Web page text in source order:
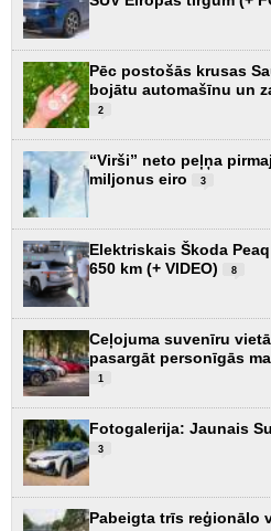
Pēc postošās krusas
bojātu automašīnu un
2
“Virši” neto peļņa
miljonus eiro
3
Elektriskais Škoda
650 km (+ VIDEO)
8
Ceļojuma suvenīru
pasargāt personīgās
1
Fotogalerija: Jaunais
3
Pabeigta trīs reģionālo